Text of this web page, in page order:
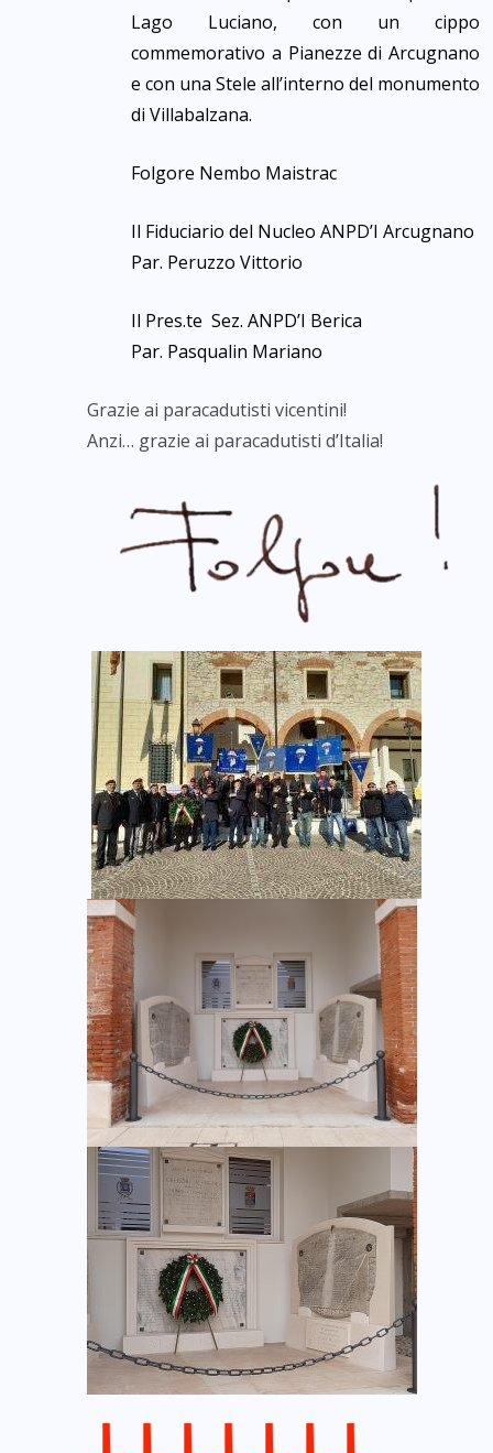
Lago Luciano, con un cippo
commemorativo a Pianezze di Arcugnano
e con una Stele all’interno del monumento
di Villabalzana.
Folgore Nembo Maistrac
Il Fiduciario del Nucleo ANPD’I Arcugnano
Par. Peruzzo Vittorio
Il Pres.te Sez. ANPD’I Berica
Par. Pasqualin Mariano
Grazie ai paracadutisti vicentini!
Anzi… grazie ai paracadutisti d’Italia!